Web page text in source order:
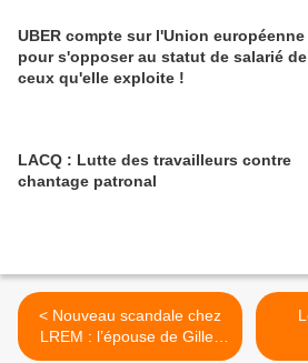
UBER compte sur l'Union européenne
pour s'opposer au statut de salarié de
ceux qu'elle exploite !
LACQ : Lutte des travailleurs contre
chantage patronal
< Nouveau scandale chez
LREM : l’épouse de Gilles
Le Gendre nominée à la